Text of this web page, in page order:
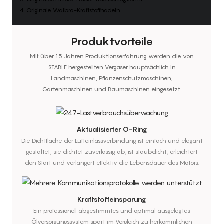
4. Originale Walbro-Kraftstoffnadeln
Produktvorteile
Mit über 15 Jahren Produktionserfahrung werden die von
STABLE hergestellten Vergaser hauptsächlich in
Landmaschinen, Pflanzenschutzmaschinen,
Gartenmaschinen und Baumaschinen eingesetzt.
Aktualisierter O-Ring
Die Dichtfläche der Lufteinlassverbindung ist einfach und elegant
gestaltet, sie dichtet zuverlässig ab, ist staubdicht, erleichtert
den Start und verlängert effektiv die Lebensdauer des Motors.
Kraftstoffeinsparung
Ein professionell abgestimmtes und optimal ausgelegtes
Ölversorgungssystem spart im Vergleich zu herkömmlichen